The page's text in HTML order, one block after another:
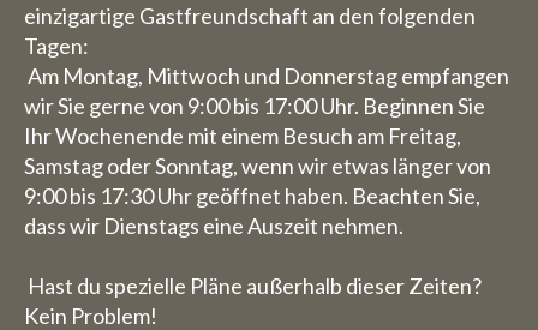
einzigartige Gastfreundschaft an den folgenden
Tagen:
Am Montag, Mittwoch und Donnerstag empfangen
wir Sie gerne von 9:00 bis 17:00 Uhr. Beginnen Sie
Ihr Wochenende mit einem Besuch am Freitag,
Samstag oder Sonntag, wenn wir etwas länger von
9:00 bis 17:30 Uhr geöffnet haben. Beachten Sie,
dass wir Dienstags eine Auszeit nehmen.
Hast du spezielle Pläne außerhalb dieser Zeiten?
Kein Problem!